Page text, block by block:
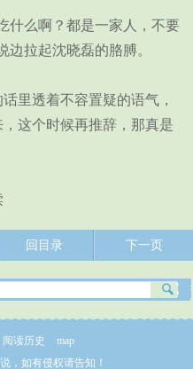
么啊？都是一家人，不要
边拉起沈晓磊的胳膊。
透着不容置疑的语气，
这个时候再推辞，那真是
回目录 下一页
阅读历史
map
，如有侵权请告知！